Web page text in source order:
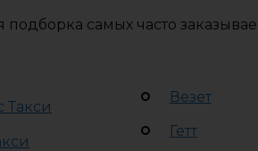
подборка самых часто
Такси
Везет
Гетт